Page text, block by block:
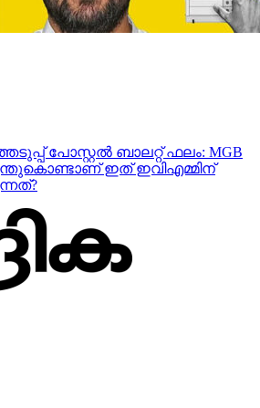
പോസ്റ്റൽ ബാലറ്റ് ഫലം: MGB
എന്തുകൊണ്ടാണ് ഇത് ഇവിഎമ്മിന്